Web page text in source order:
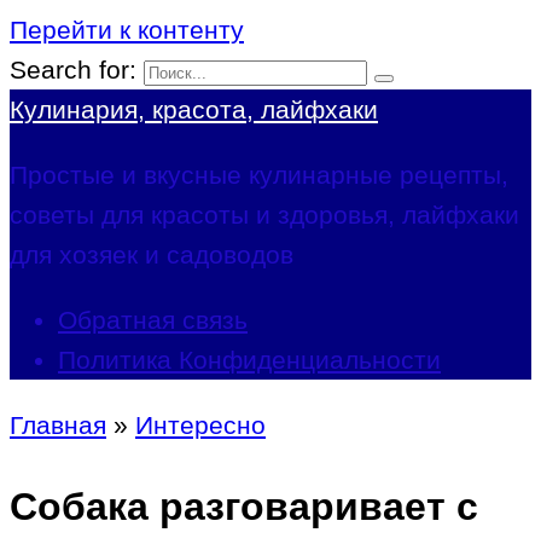
Перейти к контенту
Search for:
Кулинария, красота, лайфхаки
Простые и вкусные кулинарные рецепты,
советы для красоты и здоровья, лайфхаки
для хозяек и садоводов
Обратная связь
Политика Конфиденциальности
Главная » Интересно
Собака разговаривает с